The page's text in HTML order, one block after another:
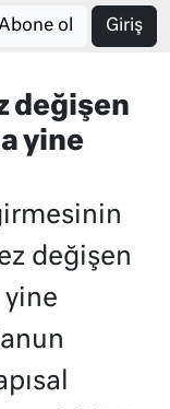
ol Giriş
değişen
yine
değişen